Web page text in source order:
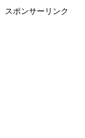
スポンサーリンク